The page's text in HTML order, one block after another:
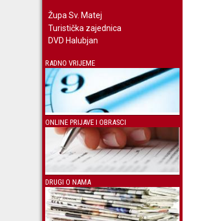
Župa Sv. Matej
Turistička zajednica
DVD Halubjan
RADNO VRIJEME
ONLINE PRIJAVE I OBRASCI
DRUGI O NAMA